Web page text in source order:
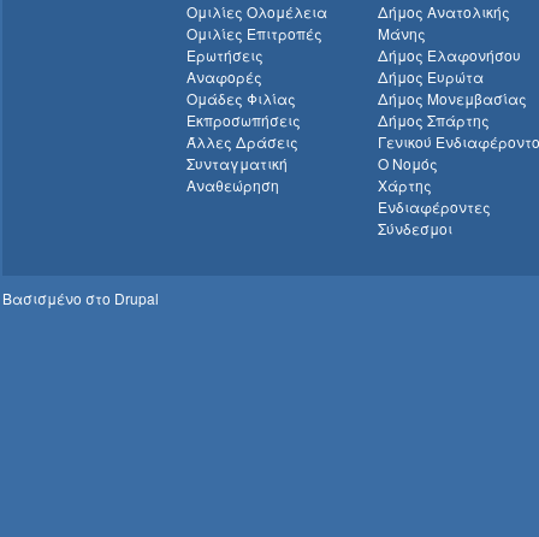
Ομιλίες Ολομέλεια
Ομιλίες Επιτροπές
Ερωτήσεις
Αναφορές
Ομάδες Φιλίας
Εκπροσωπήσεις
Άλλες Δράσεις
Συνταγματική
Αναθεώρηση
Δήμος Ανατολικής
Μάνης
Δήμος Ελαφονήσου
Δήμος Ευρώτα
Δήμος Μονεμβασίας
Δήμος Σπάρτης
Γενικού
Ο Νομός
Χάρτης
Ενδιαφέροντες
Σύνδεσμοι
Βασισμένο στο Drupal